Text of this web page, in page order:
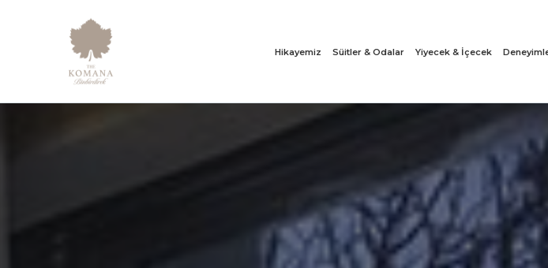
Hikayemiz Süitler & Odalar Yiyecek & İçecek